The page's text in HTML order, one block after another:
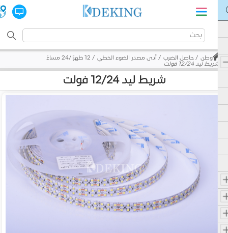
وطن حاصل الضرب أدى مصدر الضوء الخطي
12 ظهرًا/24 مساءً
شريط ليد 12/24 فولت
شريط ليد 12/24 فولت